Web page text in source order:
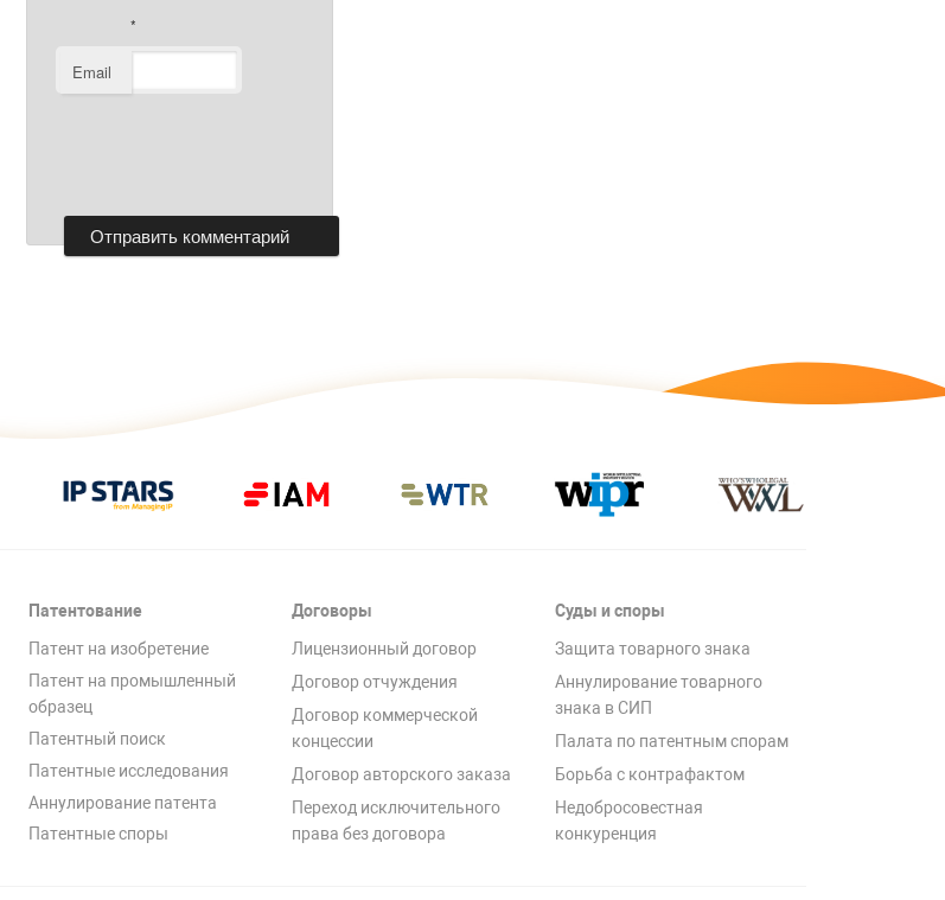
Email
*
Патентование
Патент на изобретение
Патент на промышленный
образец
Патентный поиск
Патентные исследования
Аннулирование патента
Патентные споры
Договоры
Лицензионный договор
Договор отчуждения
Договор коммерческой
концессии
Договор авторского заказа
Переход исключительного
права без договора
Суды и споры
Защита товарного знака
Аннулирование товарного
знака в СИП
Палата по патентным спорам
Борьба с контрафактом
Недобросовестная
конкуренция